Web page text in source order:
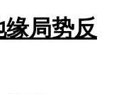
局势反